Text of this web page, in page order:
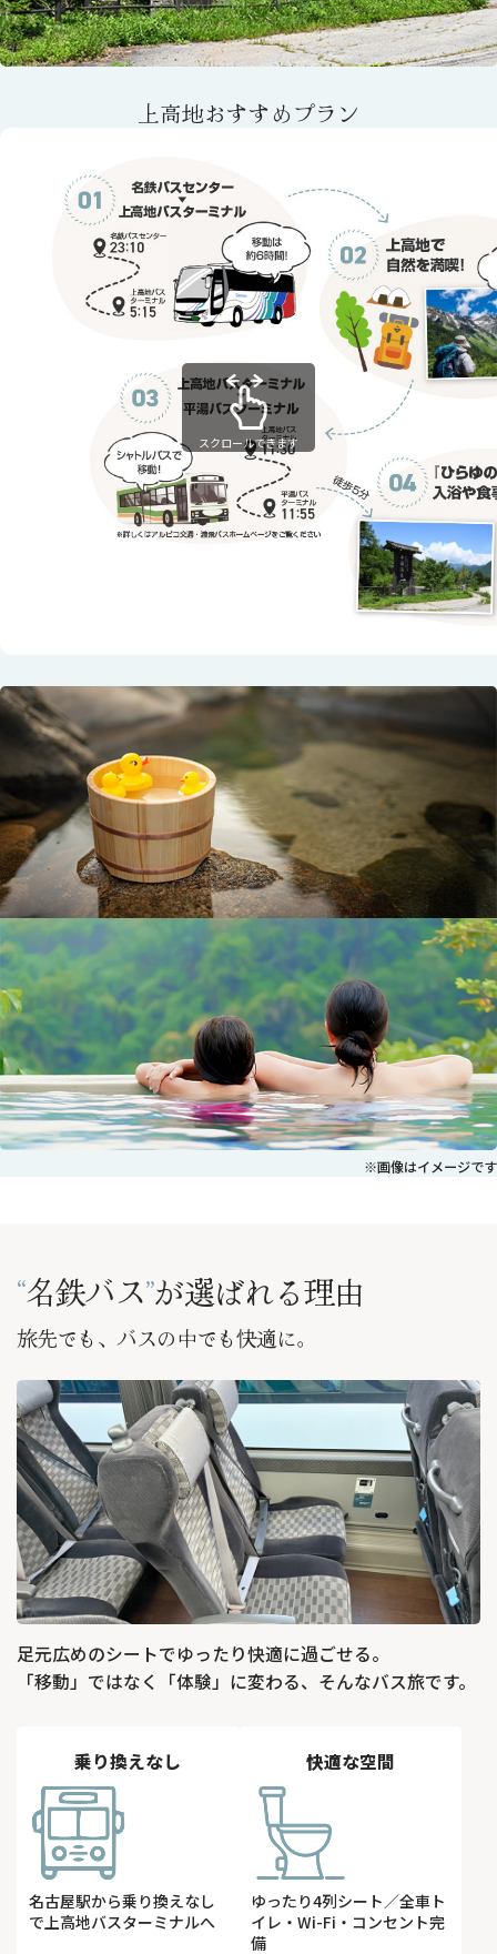
上高地おすすめプラン
スクロールできます
※画像はイメージです
“名鉄バス”が選ばれる理由
旅先でも、バスの中でも快適に。
足元広めのシートでゆったり快適に過ごせる。
「移動」ではなく「体験」に変わる、そんなバス旅です。
乗り換えなし
名古屋駅から乗り換えなし
で上高地バスターミナルへ
快適な空間
ゆったり4列シート／全車ト
イレ・Wi-Fi・コンセント完
備